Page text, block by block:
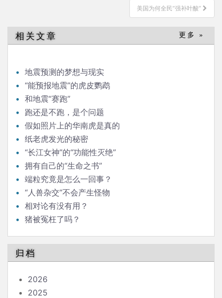
美国为何全民“强补叶酸”
相关文章 更多 »
地震预测的梦想与现实
“能预报地震”的虎皮鹦鹉
和地震“赛跑”
跑还是不跑，是个问题
假如照片上的华南虎是真的
纸老虎发光的秘密
“长江女神”的“功能性灭绝”
拥有自己的“生命之书”
端粒究竟是怎么一回事？
“人兽杂交”不会产生怪物
相对论有没有用？
猪被冤枉了吗？
归档
2026
2025